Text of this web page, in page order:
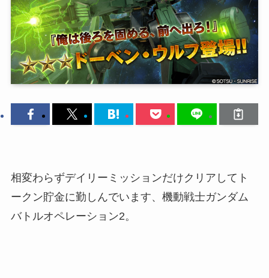
相変わらずデイリーミッションだけクリアしてト
ークン貯金に勤しんでいます、機動戦士ガンダム
バトルオペレーション2。